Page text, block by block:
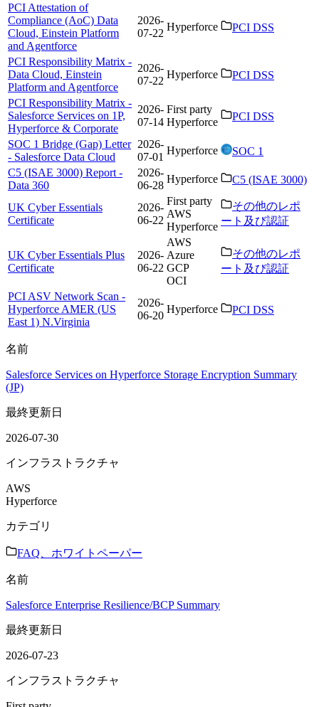
PCI Attestation of
Compliance (AoC) Data
Cloud, Einstein Platform
and Agentforce
2026-
07-22
Hyperforce PCI DSS
PCI Responsibility Matrix -
Data Cloud, Einstein
Platform and Agentforce
2026-
07-22
Hyperforce PCI DSS
PCI Responsibility Matrix -
Salesforce Services on 1P,
Hyperforce & Corporate
2026-
07-14
First party
Hyperforce
PCI DSS
SOC 1 Bridge (Gap) Letter
- Salesforce Data Cloud
2026-
07-01
Hyperforce
SOC 1
C5 (ISAE 3000) Report -
Data 360
2026-
06-28
Hyperforce C5 (ISAE 3000)
UK Cyber Essentials
Certificate
2026-
06-22
First party
AWS
Hyperforce
その他のレポ
ート及び認証
UK Cyber Essentials Plus
Certificate
2026-
06-22
AWS
Azure
GCP
OCI
その他のレポ
ート及び認証
PCI ASV Network Scan -
Hyperforce AMER (US
East 1) N.Virginia
2026-
06-20
Hyperforce PCI DSS
名前
Salesforce Services on Hyperforce Storage Encryption Summary
(JP)
最終更新日
2026-07-30
インフラストラクチャ
AWS
Hyperforce
カテゴリ
FAQ、ホワイトペーパー
名前
Salesforce Enterprise Resilience/BCP Summary
最終更新日
2026-07-23
インフラストラクチャ